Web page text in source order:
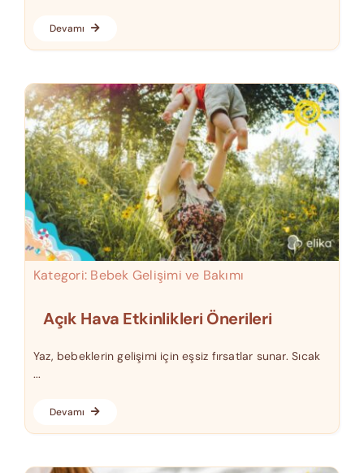
Devamı
Kategori: Bebek Gelişimi ve Bakımı
Açık Hava Etkinlikleri Önerileri
Yaz, bebeklerin gelişimi için eşsiz fırsatlar sunar. Sıcak
...
Devamı